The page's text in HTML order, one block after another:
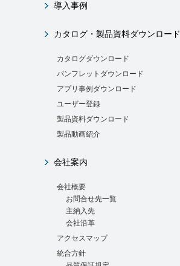
導入事例
カタログ・製品資料ダウンロード
カタログダウンロード
パンフレットダウンロード
アプリ事例ダウンロード
ユーザー登録
製品資料ダウンロード
製品動画紹介
会社案内
会社概要
お問合せ先一覧
主納入先
会社沿革
アクセスマップ
統合方針